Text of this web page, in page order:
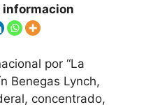
informacion
por “La
Benegas Lynch,
concentrado,